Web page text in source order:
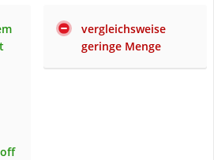
vergleichsweise
geringe Menge